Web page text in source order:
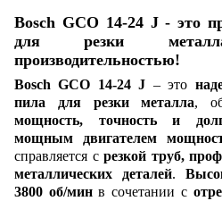
Bosch GCO 14-24 J - это
для резки
производительностью!
Bosch GCO 14-24 J – это
пила для резки металла,
мощность, точность и
мощным двигателем
справляется срезкой труб,
металлических деталей.
3800 об/минв сочетании с